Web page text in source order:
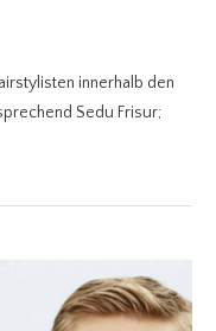
innerhalb den
Sedu Frisur;